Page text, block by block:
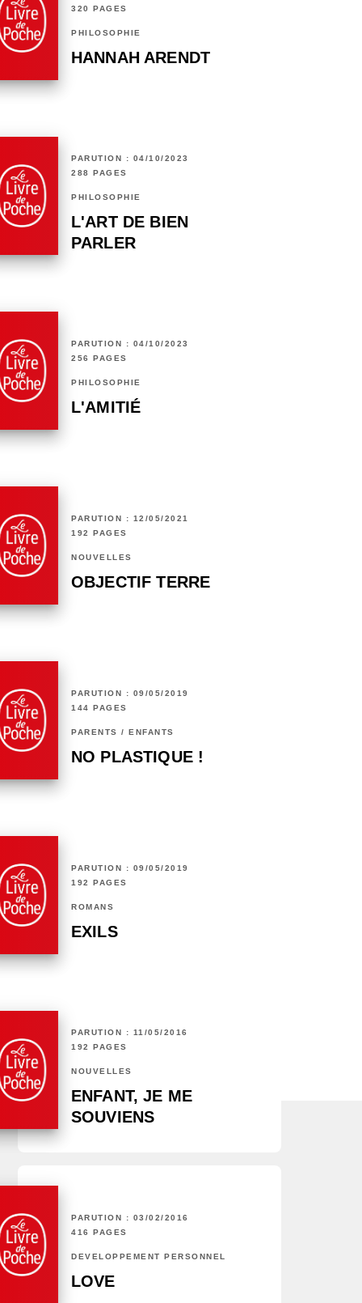
320 PAGES
PHILOSOPHIE
HANNAH ARENDT
PARUTION : 04/10/2023
288 PAGES
PHILOSOPHIE
L'ART DE BIEN
PARLER
PARUTION : 04/10/2023
256 PAGES
PHILOSOPHIE
L'AMITIÉ
PARUTION : 12/05/2021
192 PAGES
NOUVELLES
OBJECTIF TERRE
PARUTION : 09/05/2019
144 PAGES
PARENTS / ENFANTS
NO PLASTIQUE !
PARUTION : 09/05/2019
192 PAGES
ROMANS
EXILS
PARUTION : 11/05/2016
192 PAGES
NOUVELLES
ENFANT, JE ME
SOUVIENS
PARUTION : 03/02/2016
416 PAGES
DÉVELOPPEMENT PERSONNEL
LOVE